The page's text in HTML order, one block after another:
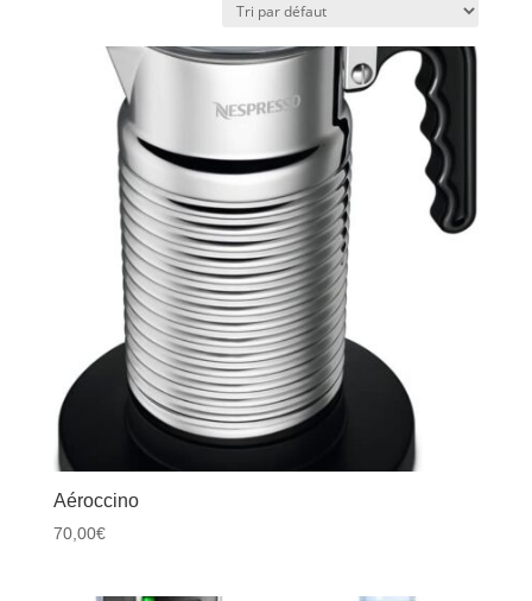
Aéroccino
70,00€